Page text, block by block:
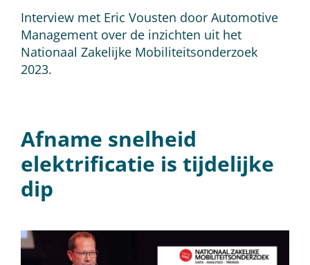
Interview met Eric Vousten door Automotive
Management over de inzichten uit het
Nationaal Zakelijke Mobiliteitsonderzoek
2023.
Afname snelheid
elektrificatie is tijdelijke
dip